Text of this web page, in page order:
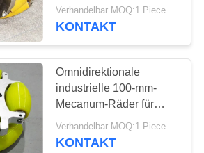
Fahrzeug
Verhandelbar MOQ:1 Piece
KONTAKT
Omnidirektionale
industrielle 100-mm-
Mecanum-Räder für
AGV
Verhandelbar MOQ:1 Piece
KONTAKT